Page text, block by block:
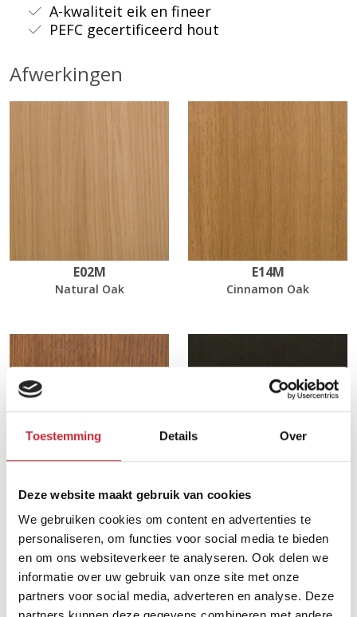
Toestemming Details Over
Deze website maakt gebruik van cookies
We gebruiken cookies om content en advertenties te
personaliseren, om functies voor social media te bieden
en om ons websiteverkeer te analyseren. Ook delen we
informatie over uw gebruik van onze site met onze
partners voor social media, adverteren en analyse. Deze
A-kwaliteit eik en fineer
PEFC gecertificeerd hout
Afwerkingen
E02M
Natural Oak
E14M
Cinnamon Oak
EL21
Light Walnut Oak Black Brushed Oak
Afmetingen